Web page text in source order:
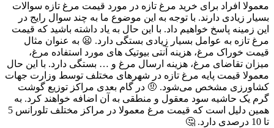
معمولا افراد برای خرید مرغ تازه در مورد قیمت مرغ تازه سوالات
بسیار زیادی دارند. با توجه به این موضوع ما به چند سوال رایج در
این زمینه پاسخ خواهیم داد. با این حال به یاد داشته باشید که قیمت
مرغ تازه به عوامل بسیار زیادی بستگی دارد. 😦 به عنوان مثال
قیمت خوراک مرغ، هزینه آنتی بیوتیک‌ های مورد استفاده مرغ،
میزان تقاضای مرغ، هزینه ارسال مرغ و … بستگی دارد. با این حال
معمولا قیمت پایه مرغ تازه در شهرهای مختلف توسط وزارت جهات
کشاورزی مشخص می‌شود. 🤨 در گام بعدی مراکز توزیع گوشت
گرم یک حاشیه سود معقول و منطقی به آن اضافه خواهند کرد. به
همین دلیل است که قیمت مرغ معمولا در مراکز مختلف تلورانس 5
تا 10 درصدی دارد. 🤔